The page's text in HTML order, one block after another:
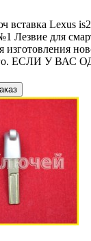
вставка Lexus
Лезвие для
изготовления
ЕСЛИ У ВАС